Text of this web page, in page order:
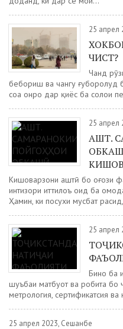
25 апрел
ЧИСТ?
Чанд
бебориш ва чангу ғуборолуд
соҳа онро дар қиёс ба солҳои
25 апрел
АШТ.
Кишоварзони аштӣ бо оғози
интизори иттилоъ оид ба
Ҳамин, ки посухи мусбат
25 апрел
Бино ба
шуъбаи матбуот ва робита бо
метрология, сертификатсия
25 апрел 2023, Сешанбе